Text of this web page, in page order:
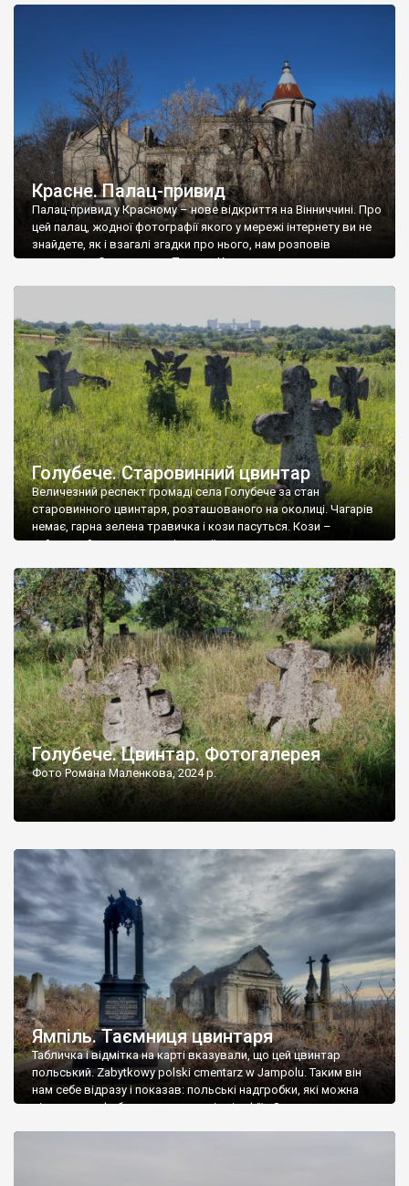
Красне. Палац-привид
Палац-привид у Красному – нове відкриття на Вінниччині. Про
цей палац, жодної фотографії якого у мережі інтернету ви не
знайдете, як і взагалі згадки про нього, нам розповів
мешканець Самгородка. Палац у Красному вразив не лише
Голубече. Старовинний цвинтар
Величезний респект громаді села Голубече за стан
старовинного цвинтаря, розташованого на околиці. Чагарів
немає, гарна зелена травичка і кози пасуться. Кози –
найкращий регулятор шкідливої, для старих кладовищ,
бруньками, кози ті бруньки обгризають, бо то улюблений
делікатес. На цвинтарі у Голубечому ціла колекція
різноманітних форм хрестів. Село відносно невелике, […]
Голубече. Цвинтар. Фотогалерея
Фото Романа Маленкова, 2024 р.
Ямпіль. Таємниця цвинтаря
Табличка і відмітка на карті вказували, що цей цвинтар
польський. Zabytkowy polski cmentarz w Jampolu. Таким він
нам себе відразу і показав: польські надгробки, які можна
віднести до фабричних, польські епітафії… Загалом цвинтар